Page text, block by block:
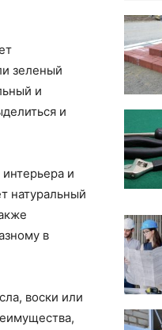
зеленый
и
и
и
натуральный
в
воски или